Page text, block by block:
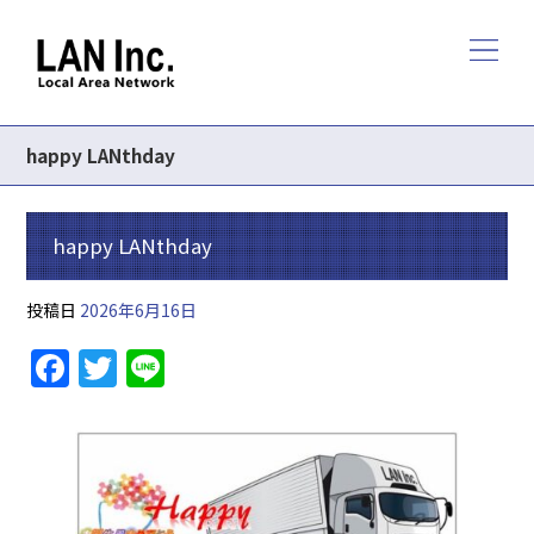
happy LANthday
happy LANthday
投稿日 2026年6月16日
F
a
c
b
T
w
itt
er
e